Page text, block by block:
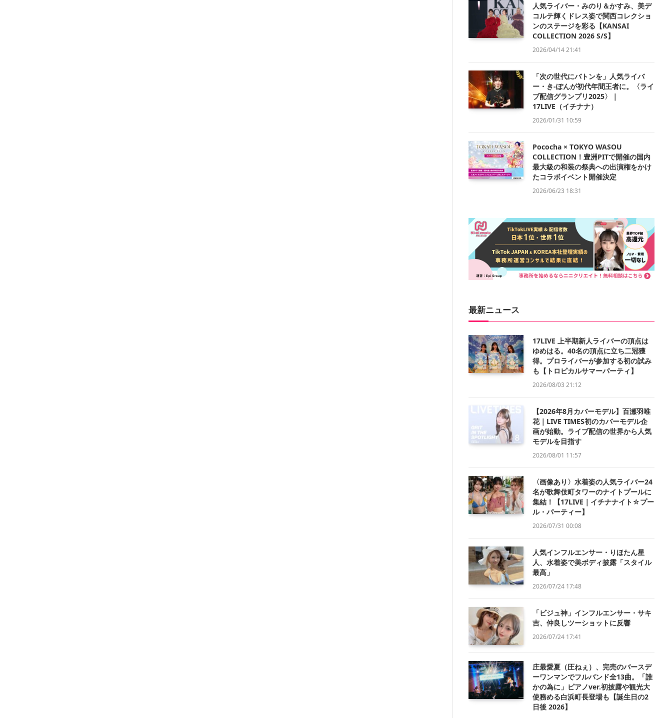
人気ライバー・みのり＆かすみ、美デ
コルテ輝くドレス姿で関西コレクショ
ンのステージを彩る【KANSAI
COLLECTION 2026 S/S】
2026/04/14 21:41
「次の世代にバトンを」人気ライバ
ー・き-ぽんが初代年間王者に。〈ライ
ブ配信グランプリ2025〉｜
17LIVE（イチナナ）
2026/01/31 10:59
Pococha × TOKYO WASOU
COLLECTION！豊洲PITで開催の国内
最大級の和装の祭典への出演権をかけ
たコラボイベント開催決定
2026/06/23 18:31
最新ニュース
17LIVE 上半期新人ライバーの頂点は
ゆめはる。40名の頂点に立ち二冠獲
得。プロライバーが参加する初の試み
も【トロピカルサマーパーティ】
2026/08/03 21:12
【2026年8月カバーモデル】百瀬羽唯
花｜LIVE TIMES初のカバーモデル企
画が始動。ライブ配信の世界から人気
モデルを目指す
2026/08/01 11:57
〈画像あり〉水着姿の人気ライバー24
名が歌舞伎町タワーのナイトプールに
集結！【17LIVE｜イチナナイト☆プー
ル・パーティー】
2026/07/31 00:08
人気インフルエンサー・りほたん星
人、水着姿で美ボディ披露「スタイル
最高」
2026/07/24 17:48
「ビジュ神」インフルエンサー・サキ
吉、仲良しツーショットに反響
2026/07/24 17:41
庄最愛夏（圧ねぇ）、完売のバースデ
ーワンマンでフルバンド全13曲。「誰
かの為に」ピアノver.初披露や観光大
使務める白浜町長登場も【誕生日の2
日後 2026】